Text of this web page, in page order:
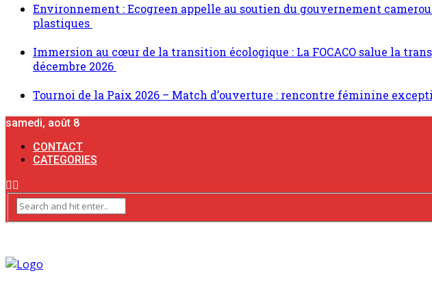
Environnement : Ecogreen appelle au soutien du gouvernement
plastiques
Immersion au cœur de la transition écologique : La FOCACO salue la
décembre 2026
Tournoi de la Paix 2026 – Match d’ouverture : rencontre féminine
samedi, août 8
CONTACT
CATEGORIES